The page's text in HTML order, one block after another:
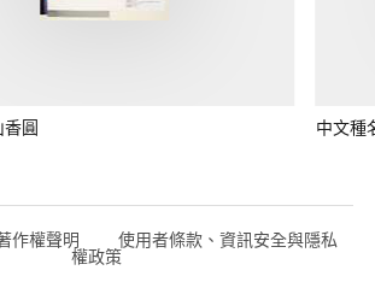
圓 中文種
作權聲明 使用者條款、資訊安全與隱私
權政策